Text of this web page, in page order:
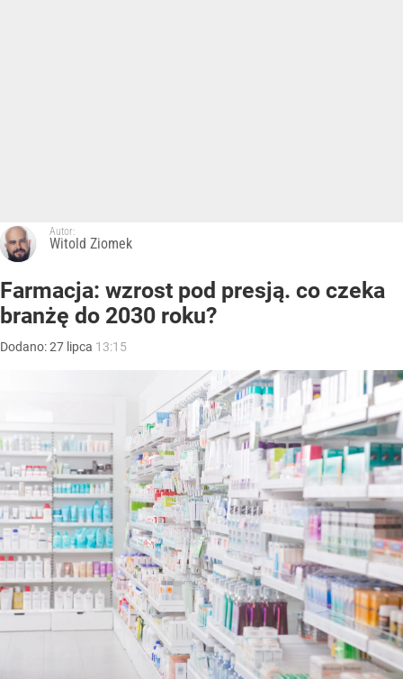
Autor:
Witold Ziomek
Farmacja: wzrost pod presją. co czeka
branżę do 2030 roku?
Dodano:27 lipca 13:15